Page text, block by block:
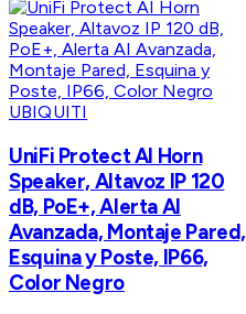
UBIQUITI
UniFi Protect AI Horn
Speaker, Altavoz IP 120
dB, PoE+, Alerta AI
Avanzada, Montaje Pared,
Esquina y Poste, IP66,
Color Negro